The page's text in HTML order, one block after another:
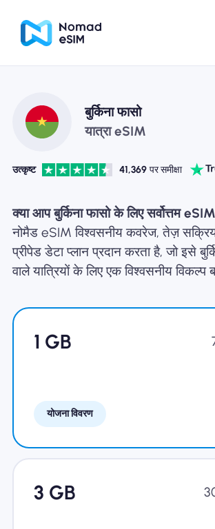
लॉगइन साइनअप
ई-सिम के बारे में
बुर्किना फासो
यात्रा eSIM
उत्कृष्ट 41,369 पर समीक्षा
क्या आप बुर्किना फासो के लिए सर्वोत्तम
नोमैड eSIM विश्वसनीय कवरेज, तेज़
प्रीपेड डेटा प्लान प्रदान करता है, जो इसे
वाले यात्रियों के लिए एक विश्वसनीय विकल्प
1 GB
योजना विवरण
3 GB